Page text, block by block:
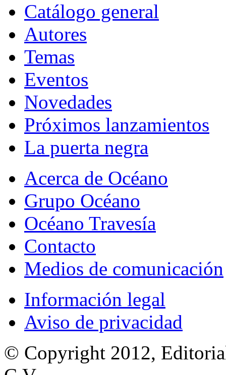
Catálogo general
Autores
Temas
Eventos
Novedades
Próximos lanzamientos
La puerta negra
Acerca de Océano
Grupo Océano
Océano Travesía
Contacto
Medios de comunicación
Información legal
Aviso de privacidad
© Copyright 2012,